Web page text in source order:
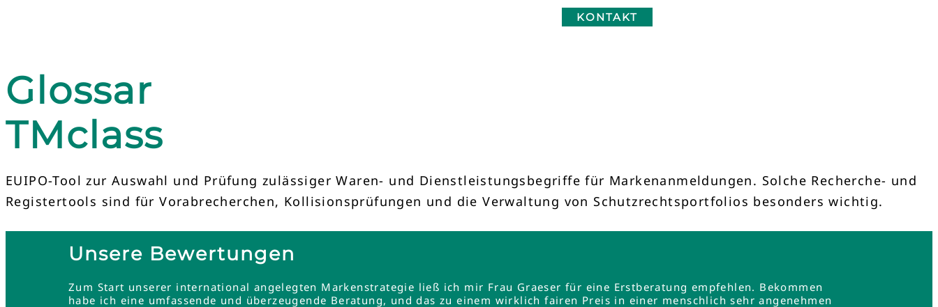
KONTAKT
Glossar
TMclass
EUIPO-Tool zur Auswahl und Prüfung zulässiger Waren- und Dienstleistungsbegriffe für Markenanmeldungen. Solche Recherche- und
Registertools sind für Vorabrecherchen, Kollisionsprüfungen und die Verwaltung von Schutzrechtsportfolios besonders wichtig.
Unsere Bewertungen
Zum Start unserer international angelegten Markenstrategie ließ ich mir Frau Graeser für eine Erstberatung empfehlen. Bekommen
habe ich eine umfassende und überzeugende Beratung, und das zu einem wirklich fairen Preis in einer menschlich sehr angenehmen